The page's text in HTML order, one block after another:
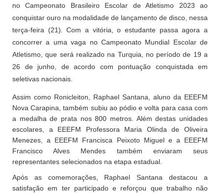
no Campeonato Brasileiro Escolar de Atletismo 2023 ao
conquistar ouro na modalidade de lançamento de disco, nessa
terça-feira (21). Com a vitória, o estudante passa agora a
concorrer a uma vaga no Campeonato Mundial Escolar de
Atletismo, que será realizado na Turquia, no período de 19 a
26 de junho, de acordo com pontuação conquistada em
seletivas nacionais.
Assim como Ronicleiton, Raphael Santana, aluno da EEEFM
Nova Carapina, também subiu ao pódio e volta para casa com
a medalha de prata nos 800 metros. Além destas unidades
escolares, a EEEFM Professora Maria Olinda de Oliveira
Menezes, a EEEFM Francisca Peixoto Miguel e a EEEFM
Francisco Alves Mendes também enviaram seus
representantes selecionados na etapa estadual.
Após as comemorações, Raphael Santana destacou a
satisfação em ter participado e reforçou que trabalho não